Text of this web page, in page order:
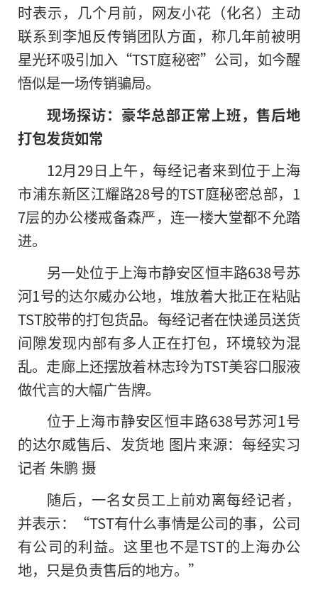
时表示，几个月前，网友小花（化名）主动
联系到李旭反传销团队方面，称几年前被明
星光环吸引加入“TST庭秘密”公司，如今醒
悟似是一场传销骗局。
现场探访：豪华总部正常上班，售后地
打包发货如常
12月29日上午，每经记者来到位于上海
市浦东新区江耀路28号的TST庭秘密总部，1
7层的办公楼戒备森严，连一楼大堂都不允踏
进。
另一处位于上海市静安区恒丰路638号苏
河1号的达尔威办公地，堆放着大批正在粘贴
TST胶带的打包货品。每经记者在快递员送货
间隙发现内部有多人正在打包，环境较为混
乱。走廊上还摆放着林志玲为TST美容口服液
做代言的大幅广告牌。
位于上海市静安区恒丰路638号苏河1号
的达尔威售后、发货地 图片来源：每经实习
记者 朱鹏 摄
随后，一名女员工上前劝离每经记者，
并表示：“TST有什么事情是公司的事，公司
有公司的利益。这里也不是TST的上海办公
地，只是负责售后的地方。”